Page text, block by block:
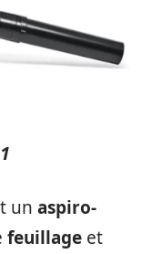
un aspiro-
feuillage et